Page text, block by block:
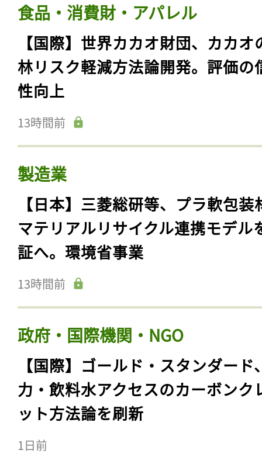
食品・消費財・アパレル
【国際】世界カカオ財団、カカオ
林リスク軽減方法論開発。評価の
性向上
13時間前
製造業
【日本】三菱総研等、プラ軟包装
マテリアルリサイクル連携モデル
証へ。環境省事業
13時間前
政府・国際機関・NGO
【国際】ゴールド・スタンダード
力・飲料水アクセスのカーボンク
ット方法論を刷新
1日前